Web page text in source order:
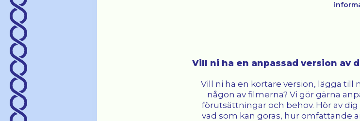
Vill ni ha en anpassad version av
Vill ni ha en kortare version, lägga till
någon av filmerna? Vi gör gärna
förutsättningar och behov. Hör av dig
vad som kan göras, hur omfattande